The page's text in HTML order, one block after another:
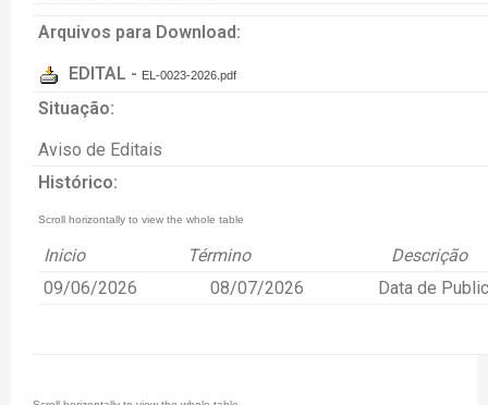
Arquivos para Download:
EDITAL - EL-0023-2026.pdf
Situação:
Aviso de Editais
Histórico:
Inicio Término
Descrição
09/06/2026
08/07/2026 Data de